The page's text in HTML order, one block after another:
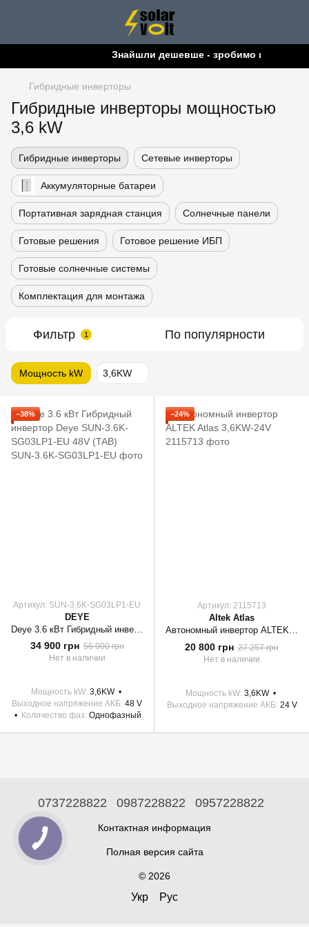
Знайшли дешевше - зробимо ще
Гибридные инверторы
Гибридные инверторы мощностью
3,6 kW
Гибридные инверторы Сетевые инверторы
Аккумуляторные батареи
Портативная зарядная станция Солнечные панели
Готовые решения Готовое решение ИБП
Готовые солнечные системы
Комплектация для монтажа
Фильтр 1 По популярности
Мощность kW 3,6KW
−38%
Артикул: SUN-3.6K-SG03LP1-EU
DEYE
34 900 грн 56 000 грн
Нет в наличии
Мощность kW 3,6KW
Выходное напряжение АКБ 48 V
Количество фаз Однофазный
−24%
Артикул: 2115713
Altek Atlas
Автономный инвертор ALTEK Atlas 3,6KW-24V
20 800 грн 27 257 грн
Нет в наличии
Мощность kW 3,6KW
Выходное напряжение АКБ 24 V
0737228822 0987228822 0957228822
Контактная информация
Полная версия сайта
© 2026
Укр Рус